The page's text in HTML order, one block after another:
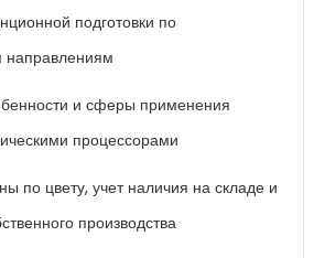
подготовки по
направлениям
и сферы применения
процессорами
по цвету, учет наличия на складе и
производства